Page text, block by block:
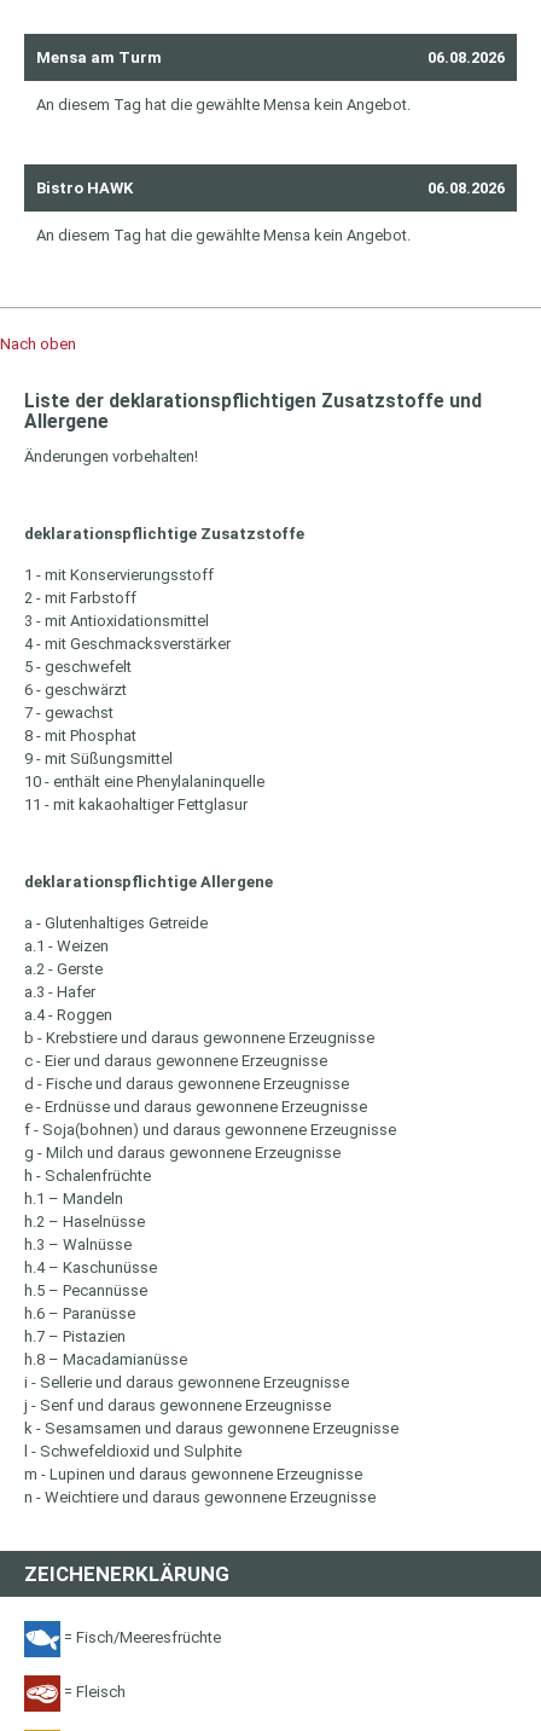
Mensa am Turm 06.08.2026
An diesem Tag hat die gewählte Mensa kein Angebot.
Bistro HAWK 06.08.2026
An diesem Tag hat die gewählte Mensa kein Angebot.
Nach oben
Liste der deklarationspflichtigen Zusatzstoffe und
Allergene
Änderungen vorbehalten!
deklarationspflichtige Zusatzstoffe
1 - mit Konservierungsstoff
2 - mit Farbstoff
3 - mit Antioxidationsmittel
4 - mit Geschmacksverstärker
5 - geschwefelt
6 - geschwärzt
7 - gewachst
8 - mit Phosphat
9 - mit Süßungsmittel
10 - enthält eine Phenylalaninquelle
11 - mit kakaohaltiger Fettglasur
deklarationspflichtige Allergene
a - Glutenhaltiges Getreide
a.1 - Weizen
a.2 - Gerste
a.3 - Hafer
a.4 - Roggen
b - Krebstiere und daraus gewonnene Erzeugnisse
c - Eier und daraus gewonnene Erzeugnisse
d - Fische und daraus gewonnene Erzeugnisse
e - Erdnüsse und daraus gewonnene Erzeugnisse
f - Soja(bohnen) und daraus gewonnene Erzeugnisse
g - Milch und daraus gewonnene Erzeugnisse
h - Schalenfrüchte
h.1 – Mandeln
h.2 – Haselnüsse
h.3 – Walnüsse
h.4 – Kaschunüsse
h.5 – Pecannüsse
h.6 – Paranüsse
h.7 – Pistazien
h.8 – Macadamianüsse
i - Sellerie und daraus gewonnene Erzeugnisse
j - Senf und daraus gewonnene Erzeugnisse
k - Sesamsamen und daraus gewonnene Erzeugnisse
l - Schwefeldioxid und Sulphite
m - Lupinen und daraus gewonnene Erzeugnisse
n - Weichtiere und daraus gewonnene Erzeugnisse
ZEICHENERKLÄRUNG
= Fisch/Meeresfrüchte
= Fleisch